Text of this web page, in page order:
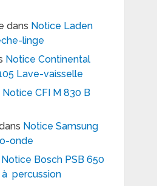
dans Notice Laden
linge
Notice Continental
Lave-vaisselle
Notice CFI M 830 B
Notice Samsung
onde
Notice Bosch PSB 650
à percussion